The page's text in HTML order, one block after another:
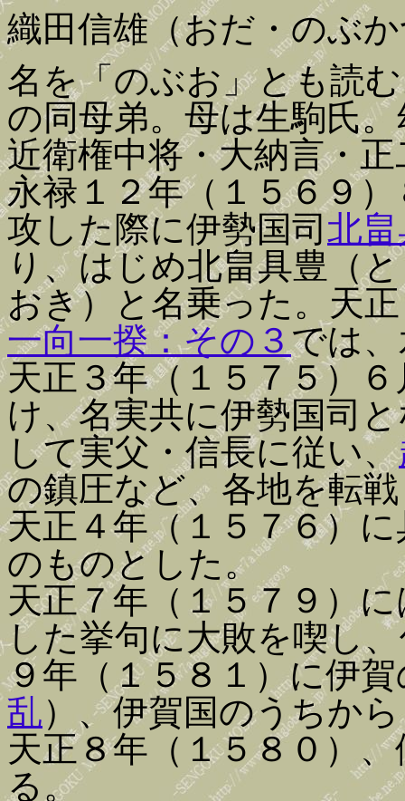
織田信雄（おだ・のぶ
名を「のぶお」とも読
の同母弟。母は生駒氏
近衛権中将・大納言・
永禄１２年（１５６９
攻した際に伊勢国司 北
り、はじめ北畠具豊（
おき）と名乗った。天
一向一揆：その３では
天正３年（１５７５）
け、名実共に伊勢国司
して実父・信長に従い、
の鎮圧など、各地を転
天正４年（１５７６）
のものとした。
天正７年（１５７９）
した挙句に大敗を喫し
９年（１５８１）に伊
乱）、伊賀国のうちか
天正８年（１５８０）
る。